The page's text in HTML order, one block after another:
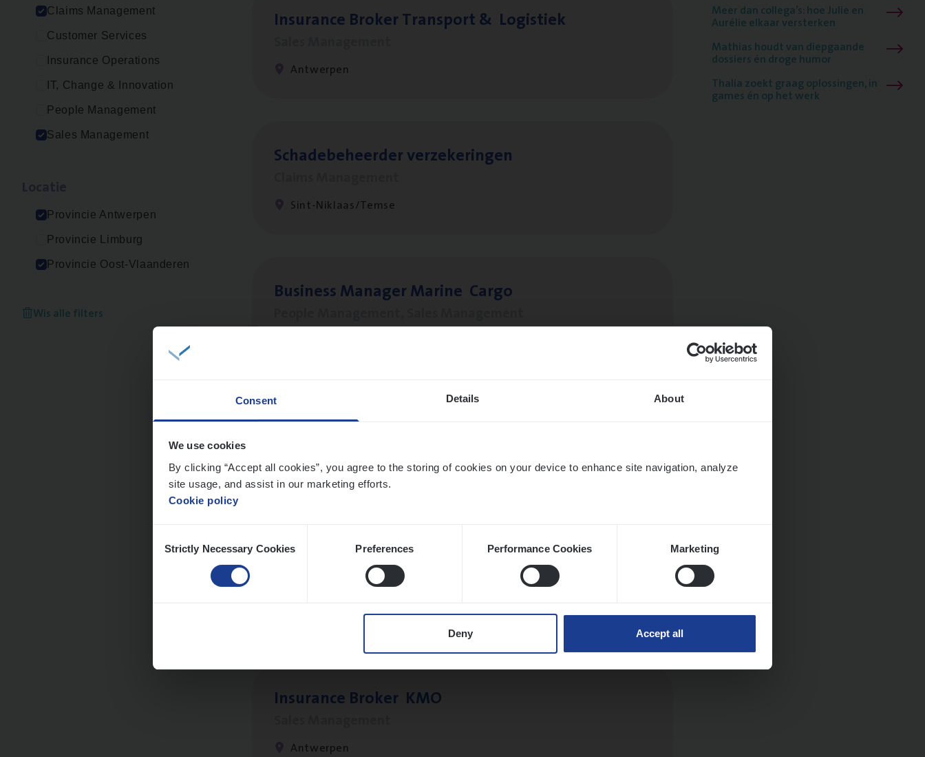
Consent Details About
We use cookies
By clicking “Accept all cookies”, you agree to the storing of cookies on your device to enhance site navigation, analyze
site usage, and assist in our marketing efforts.
Cookie policy
Selection
Strictly Necessary Cookies Preferences Performance Cookies Marketing
Deny Accept all
Claims Management
Customer Services
Insurance Operations
IT, Change & Innovation
People Management
Sales Management
Provincie Antwerpen
Provincie Limburg
Provincie Oost-Vlaanderen
Wis alle filters
Insu­ran­ce Bro­ker Trans­port& Logistiek
Antwerpen
Scha­de­be­heer­der verzekeringen
Sint-Niklaas/Temse
Busi­ness Mana­ger Mari­ne Cargo
Scha­de Expert Fleet
Antwerpen
Cor­po­ra­te Insu­ran­ce Bro­ker Property
Sales Management
Insu­ran­ce Bro­ker KMO
Antwerpen
Meer dan collega’s: hoe Julie en
Aurélie elkaar versterken
Mathias houdt van diepgaande
dossiers én droge humor
Thalia zoekt graag oplossingen, in
games én op het werk